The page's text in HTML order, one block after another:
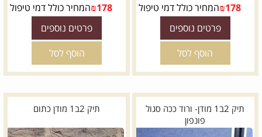
₪178 המחיר כולל דמי טיפול
פרטים נוספים
הוסף לסל
₪178 המחיר כולל דמי טיפול
פרטים נוספים
הוסף לסל
תיק 2ב1 מודן- ורוד ככה סגול
פונפון
תיק 2ב1 מודן כתום